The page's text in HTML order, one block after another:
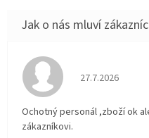
Hodnocení
27.7.2026
Ochotný personál ,zboží ok
zákazníkovi.